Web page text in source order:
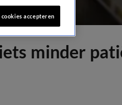
minder
cookies accepteren